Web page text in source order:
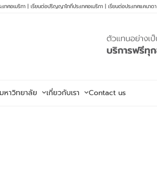
ทศอเมริกา | เรียนต่อปริญญาโทที่ประเทศอเมริกา | เรียนต่อประเทศแคนาดา
หาวิทยาลัย เกี่ยวกับเรา Contact us